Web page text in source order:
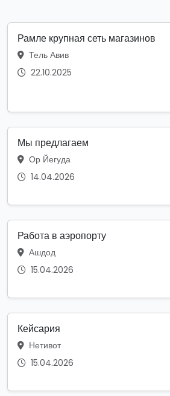
Рамле крупная сеть магазинов
Тель Авив
22.10.2025
Мы предлагаем
Ор Йегуда
14.04.2026
Работа в аэропорту
Ашдод
15.04.2026
Кейсария
Нетивот
15.04.2026